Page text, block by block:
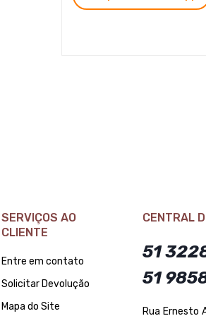
SERVIÇOS AO
CLIENTE
Entre em contato
Solicitar Devolução
Mapa do Site
CENTRAL
51
51
Rua Ernesto